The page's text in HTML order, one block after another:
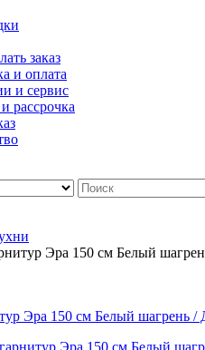
заказ
и оплата
и сервис
рассрочка
Эра 150 см Белый